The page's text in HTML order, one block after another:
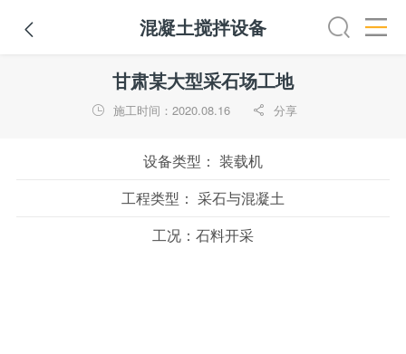
 混凝土搅拌设备
摊铺机 冷再生机 吊管机
甘肃某大型采石场工地
 施工时间：2020.08.16  分享
设备类型： 装载机
工程类型： 采石与混凝土
工况： 石料开采